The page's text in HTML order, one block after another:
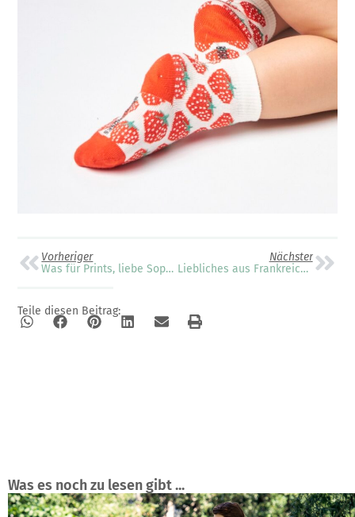
Vorheriger
Was für Prints, liebe Sophie!
Nächster
Liebliches aus Frankreich: Carrément Beau
Teile diesen Beitrag:
Was es noch zu lesen gibt ...